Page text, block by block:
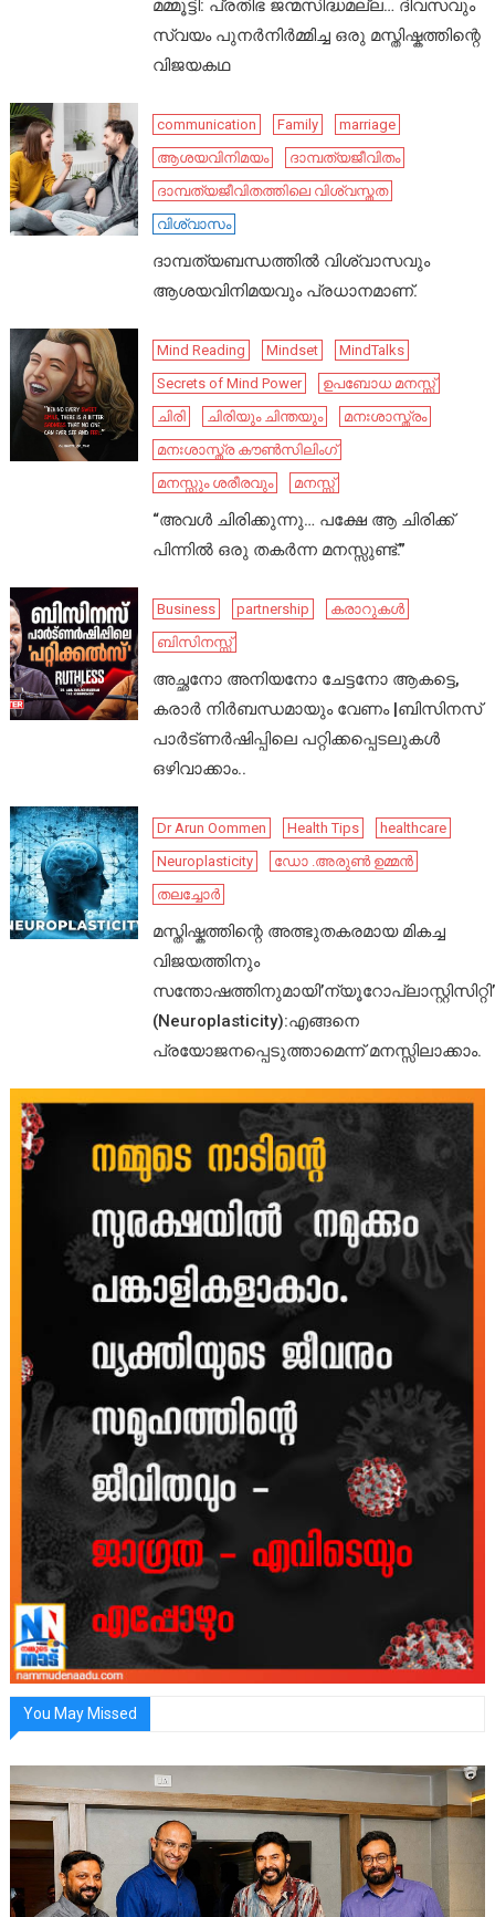
മമ്മൂട്ടി: പ്രതിഭ ജന്മസിദ്ധമല്ല… ദിവസവും
സ്വയം പുനർനിർമ്മിച്ച ഒരു മസ്തിഷ്കത്തിന്റെ
വിജയകഥ
communication Family
marriage
ആശയവിനിമയം
ദാമ്പത്യജീവിതം
ദാമ്പത്യജീവിതത്തിലെ വിശ്വസ്തത
വിശ്വാസം
ദാമ്പത്യബന്ധത്തിൽ വിശ്വാസവും
ആശയവിനിമയവും പ്രധാനമാണ്.
Mind Reading Mindset
MindTalks
Secrets of Mind Power
ഉപബോധ മനസ്സ്
ചിരി
ചിരിയും ചിന്തയും
മനഃശാസ്ത്രം
മനഃശാസ്ത്ര കൗൺസിലിംഗ്
മനസ്സും ശരീരവും
മനസ്സ്
“അവൾ ചിരിക്കുന്നു… പക്ഷേ ആ ചിരിക്ക്
പിന്നിൽ ഒരു തകർന്ന മനസ്സുണ്ട്.”
Business partnership
കരാറുകൾ
ബിസിനസ്സ്
അച്ഛനോ അനിയനോ ചേട്ടനോ ആകട്ടെ,
കരാർ നിർബന്ധമായും വേണം |ബിസിനസ്
പാർട്ണർഷിപ്പിലെ പറ്റിക്കപ്പെടലുകൾ
ഒഴിവാക്കാം..
Dr Arun Oommen Health Tips
healthcare
Neuroplasticity
ഡോ .അരുൺ ഉമ്മൻ
തലച്ചോർ
മസ്തിഷ്കത്തിന്റെ അത്ഭുതകരമായ മികച്ച
വിജയത്തിനും
സന്തോഷത്തിനുമായി’ന്യൂറോപ്ലാസ്റ്റിസിറ്റി’
(Neuroplasticity):എങ്ങനെ
പ്രയോജനപ്പെടുത്താമെന്ന് മനസ്സിലാക്കാം.
You May Missed